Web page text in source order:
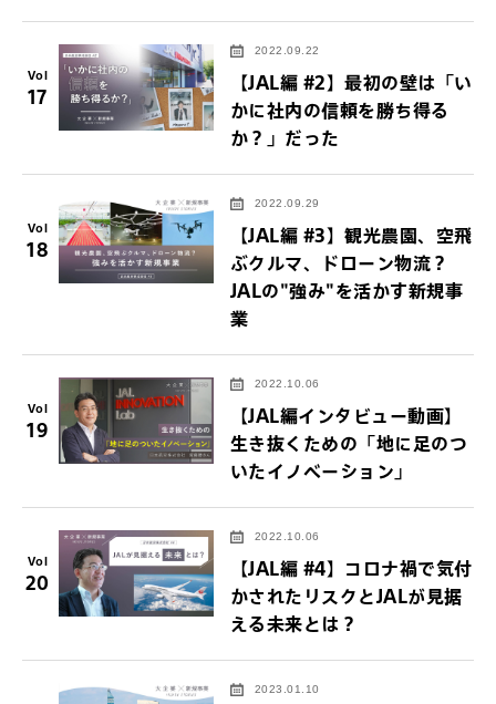
Vol
17
2022.09.22
【JAL編 #2】最初の壁は「い
かに社内の信頼を勝ち得る
か？」だった
Vol
18
2022.09.29
【JAL編 #3】観光農園、空飛
ぶクルマ、ドローン物流？
JALの"強み"を活かす新規事
業
Vol
19
2022.10.06
【JAL編インタビュー動画】
生き抜くための「地に足のつ
いたイノベーション」
Vol
20
2022.10.06
【JAL編 #4】コロナ禍で気付
かされたリスクとJALが見据
える未来とは？
2023.01.10